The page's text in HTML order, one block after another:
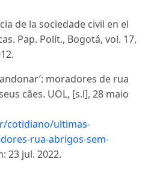
de la sociedade civil en el
Pap. Polít., Bogotá, vol. 17,
moradores de rua
cães. UOL, [s.l], 28 maio
cotidiano/ultimas-
rua-abrigos-sem-
23 jul. 2022.